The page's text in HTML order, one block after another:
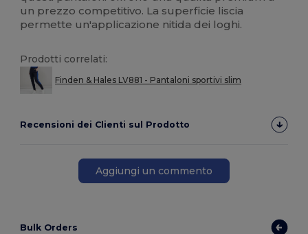
un prezzo competitivo. La superficie liscia
permette un'applicazione nitida dei loghi.
Prodotti correlati:
Finden & Hales LV881 - Pantaloni sportivi slim
Recensioni dei Clienti sul Prodotto
Aggiungi un commento
Bulk Orders